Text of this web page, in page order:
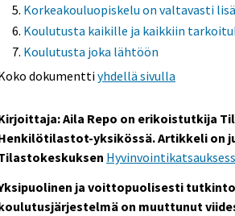
Korkeakouluopiskelu on valtavasti
Koulutusta kaikille ja kaikkiin
Koulutusta joka lähtöön
dokumenttiyhdellä sivulla
Aila Repo on erikoistutkija
yksikössä. Artikkeli on
ja voittopuolisesti
on muuttunut